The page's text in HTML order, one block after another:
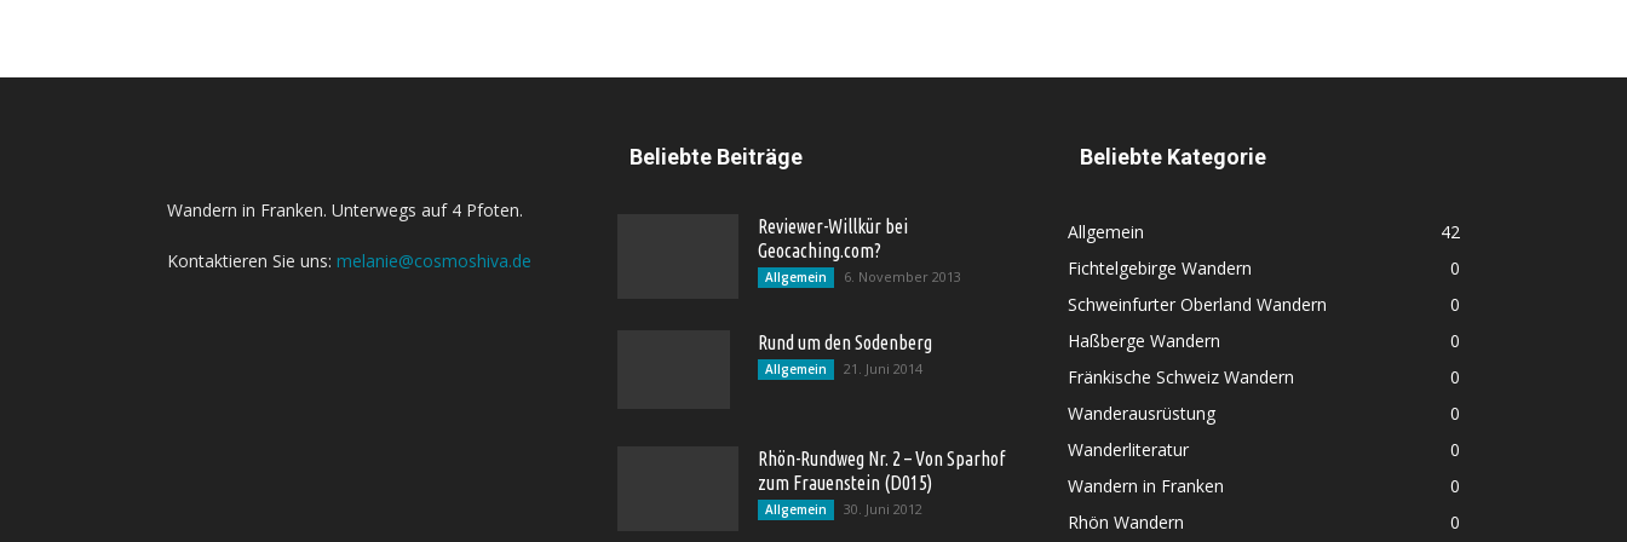
Wandern in Franken. Unterwegs auf 4 Pfoten.
Kontaktieren Sie uns: melanie@cosmoshiva.de
Beliebte Beiträge
Reviewer-Willkür bei
Geocaching.com?
Allgemein 6. November 2013
Rund um den Sodenberg
Allgemein 21. Juni 2014
Rhön-Rundweg Nr. 2 – Von Sparhof
zum Frauenstein (D015)
Allgemein 30. Juni 2012
Beliebte Kategorie
Allgemein
42
Fichtelgebirge Wandern
0
Schweinfurter Oberland Wandern
0
Haßberge Wandern
0
Fränkische Schweiz Wandern
0
Wanderausrüstung
0
Wanderliteratur
0
Wandern in Franken
0
Rhön Wandern
0